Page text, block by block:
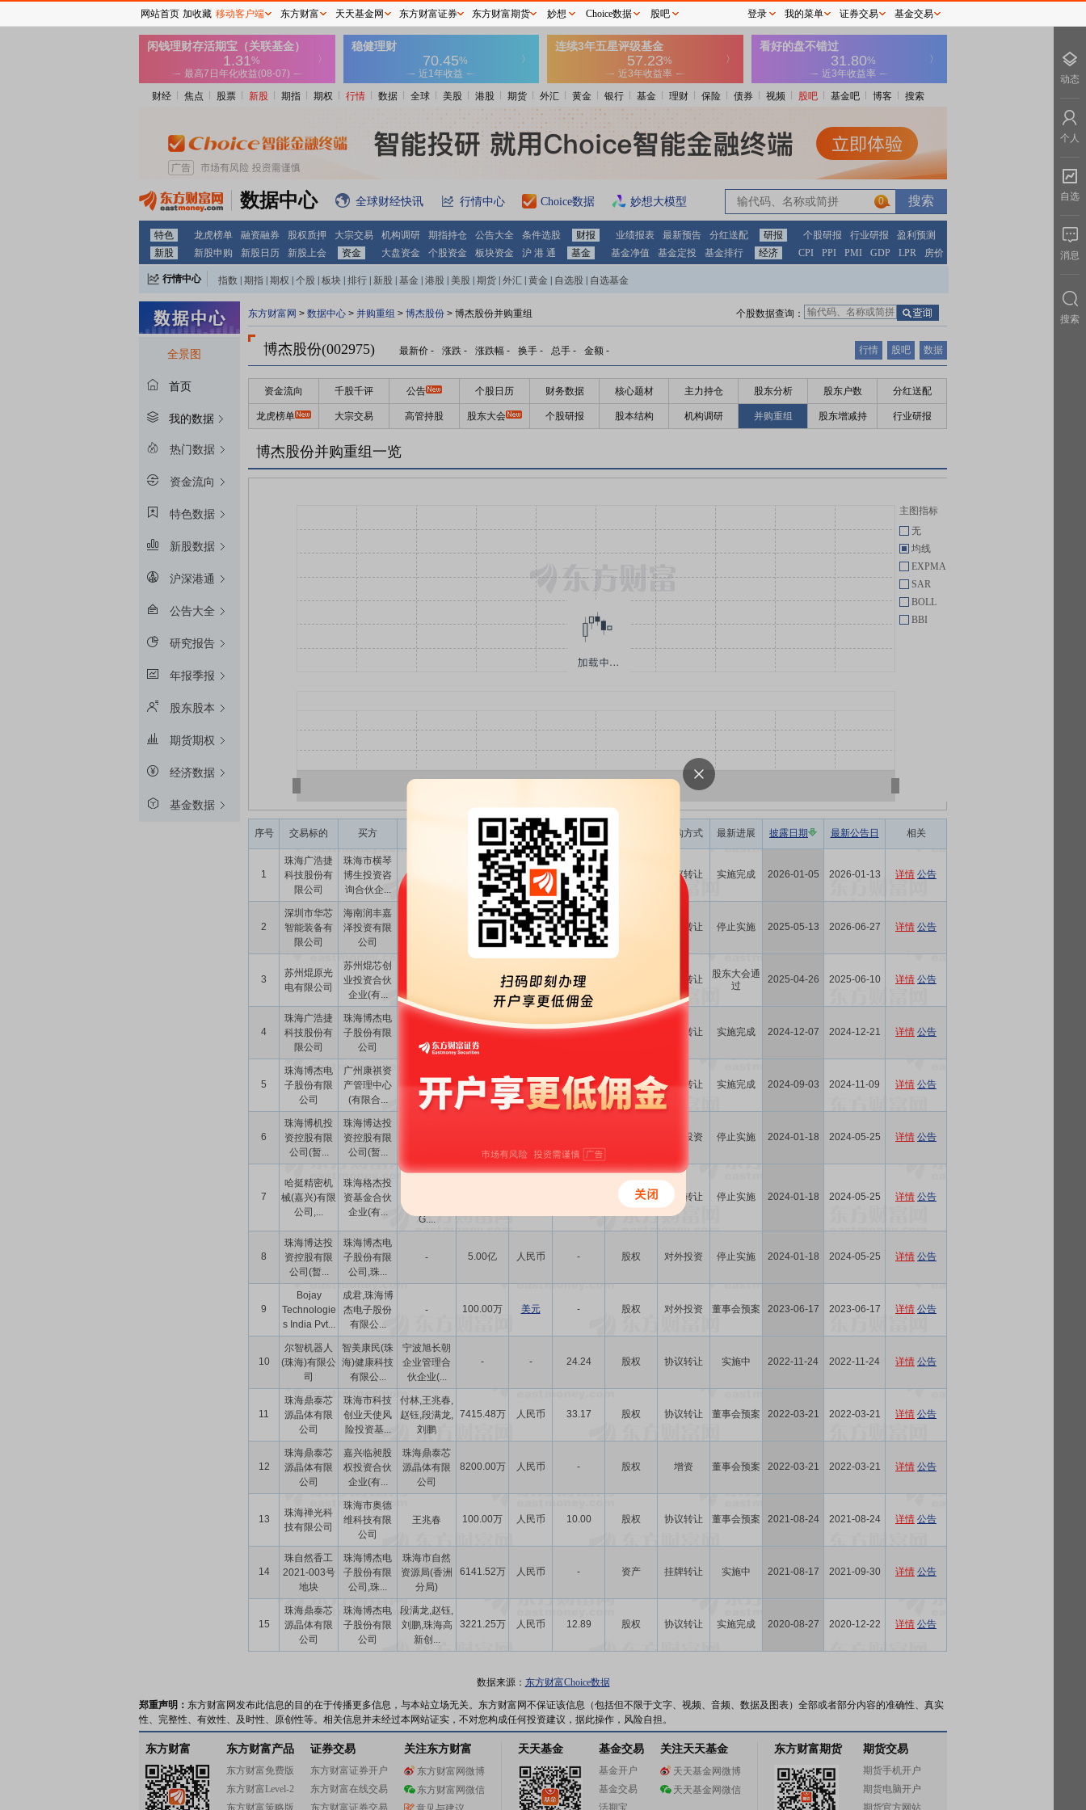
财经 焦点 股票 新股 期指 期权 行情 数据 全球 美股 港股 期货 外汇 黄金 银行 基金 理财 保险 债券 视频 股吧 基金吧 博客 搜索
数据中心 全球财经快讯 行情中心 Choice数据 妙想大模型 0
特色 龙虎榜单 融资融券 股权质押 大宗交易 机构调研 期指持仓 公告大全 条件选股 财报 业绩报表 最新预告 分红送配 研报 个股研报 行业研报
盈利预测
新股
新股申购 新股日历 新股上会 资金 大盘资金 个股资金 板块资金 沪 港 通 基金 基金净值 基金定投 基金排行 经济 CPI PPI PMI GDP LPR 房价
行情中心 指数 期指 期权 个股 板块 排行 新股 基金 港股 美股 期货 外汇 黄金 自选股 自选基金
全景图
首页
我的数据
热门数据
资金流向
特色数据
新股数据
沪深港通
公告大全
研究报告
年报季报
股东股本
期货期权
经济数据
基金数据
东方财富网 > 数据中心 > 并购重组 > 博杰股份 > 博杰股份并购重组 个股数据查询：
博杰股份(002975) 最新价 - 涨跌 - 涨跌幅 - 换手 - 总手 - 金额 - 行情 股吧 数据
资金流向 千股千评 公告 个股日历 财务数据 核心题材 主力持仓 股东分析 股东户数 分红送配
龙虎榜单 大宗交易 高管持股 股东大会 个股研报 股本结构 机构调研 并购重组 股东增减持 行业研报
博杰股份并购重组一览
主图指标
无
均线
EXPMA
SAR
BOLL
BBI
序号 交易标的 买方
交易金额
(元)
币种
股权转让
比例(%)
并购方式 最新进展 披露日期 最新公告日 相关
1
珠海广浩捷
科技股份有
限公司
珠海市横琴
博生投资咨
询合伙企...
2645.00万 人民币 15.00 协议转让 实施完成 2026-01-05 2026-01-13 详情 公告
2
深圳市华芯
智能装备有
限公司
海南润丰嘉
泽投资有限
公司
800.00万 人民币 3.33 协议转让 停止实施 2025-05-13 2026-06-27 详情 公告
3
苏州焜原光
电有限公司
苏州焜芯创
业投资合伙
企业(有...
2769.06万 人民币 2.47 协议转让
股东大会通
过
2025-04-26 2025-06-10 详情 公告
4
珠海广浩捷
科技股份有
限公司
珠海博杰电
子股份有限
公司
珠海市横琴
咨询企业...
5750.00万 人民币 25.00 协议转让 实施完成 2024-12-07 2024-12-21 详情 公告
5
珠海博杰电
子股份有限
公司
广州康祺资
产管理中心
(有限合...
王兆春 1.72亿 人民币 5.00 股权 协议转让 实施完成 2024-09-03 2024-11-09 详情 公告
6
珠海博机投
资控股有限
公司(暂...
珠海博达投
资控股有限
公司(暂...
对外投资 停止实施 2024-01-18 2024-05-25 详情 公告
7
哈挺精密机
械(嘉兴)有限
公司,...
珠海格杰投
资基金合伙
企业(有...
Hardinge
G....
股权 协议转让 停止实施 2024-01-18 2024-05-25 详情 公告
8
珠海博达投
资控股有限
公司(暂...
珠海博杰电
子股份有限
公司,珠...
- 5.00亿 人民币 - 股权 对外投资 停止实施 2024-01-18 2024-05-25 详情 公告
9
Bojay
Technologie
s India Pvt...
成君,珠海博
杰电子股份
有限公...
- 100.00万 美元 - 股权 对外投资 董事会预案 2023-06-17 2023-06-17 详情 公告
10
尔智机器人
(珠海)有限公
司
智美康民(珠
海)健康科技
有限公...
宁波旭长朝
企业管理合
伙企业(...
- - 24.24 股权 协议转让 实施中 2022-11-24 2022-11-24 详情 公告
11
珠海鼎泰芯
源晶体有限
公司
珠海市科技
创业天使风
险投资基...
付林,王兆春,
赵钰,段满龙,
刘鹏
7415.48万 人民币 33.17 股权 协议转让 董事会预案 2022-03-21 2022-03-21 详情 公告
12
珠海鼎泰芯
源晶体有限
公司
嘉兴临昶股
权投资合伙
企业(有...
珠海鼎泰芯
源晶体有限
公司
8200.00万 人民币 - 股权 增资 董事会预案 2022-03-21 2022-03-21 详情 公告
13
珠海禅光科
技有限公司
珠海市奥德
维科技有限
公司
王兆春 100.00万 人民币 10.00 股权 协议转让 董事会预案 2021-08-24 2021-08-24 详情 公告
14
珠自然香工
2021-003号
地块
珠海博杰电
子股份有限
公司,珠...
珠海市自然
资源局(香洲
分局)
6141.52万 人民币 - 资产 挂牌转让 实施中 2021-08-17 2021-09-30 详情 公告
15
珠海鼎泰芯
源晶体有限
公司
珠海博杰电
子股份有限
公司
段满龙,赵钰,
刘鹏,珠海高
新创...
3221.25万 人民币 12.89 股权 协议转让 实施完成 2020-08-27 2020-12-22 详情 公告
数据来源： 东方财富Choice数据
郑重声明： 东方财富网发布此信息的目的在于传播更多信息，与本站立场无关。东方财富网不保证该信息（包括但不限于文字、视频、音频、数据及图表）全部或者部分内容的准确性、真实
性、完整性、有效性、及时性、原创性等。相关信息并未经过本网站证实，不对您构成任何投资建议，据此操作，风险自担。
东方财富 东方财富产品
东方财富免费版
东方财富Level-2
东方财富策略版
证券交易
东方财富证券开户
东方财富在线交易
东方财富证券交易
关注东方财富
东方财富网微博
东方财富网微信
天天基金 基金交易
基金开户
基金交易
活期宝
关注天天基金
天天基金网微博
天天基金网微信
东方财富期货 期货交易
期货手机开户
期货电脑开户
期货官方网站
网站首页 加收藏 移动客户端 东方财富 天天基金网 东方财富证券 东方财富期货 妙想 Choice数据 股吧 登录 我的菜单 证券交易 基金交易
动态
个人
自选
消息
搜索